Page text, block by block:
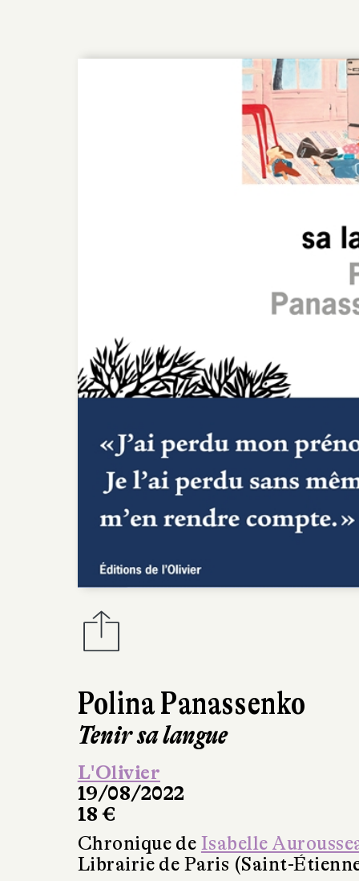
Polina Panassenko
Tenir sa langue
L'Olivier
19/08/2022
18 €
Chronique de Isabelle
Librairie de Paris (Saint-